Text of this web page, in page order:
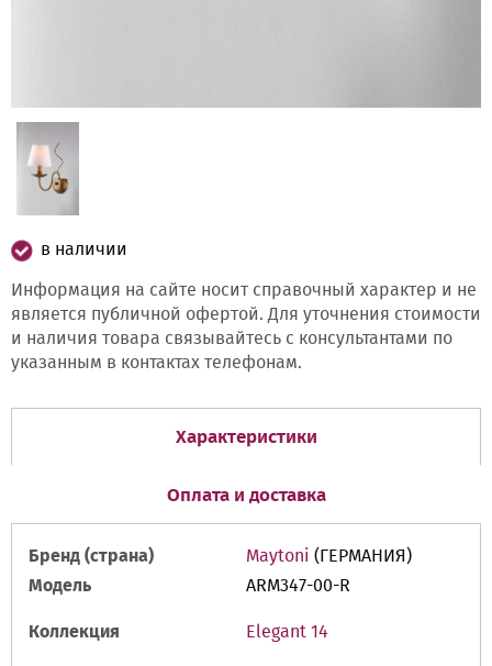
в наличии
Информация на сайте носит справочный характер и не
является публичной офертой. Для уточнения стоимости
и наличия товара связывайтесь с консультантами по
указанным в контактах телефонам.
Характеристики
Оплата и доставка
Бренд (страна) Maytoni (ГЕРМАНИЯ)
Модель
ARM347-00-R
Коллекция Elegant 14